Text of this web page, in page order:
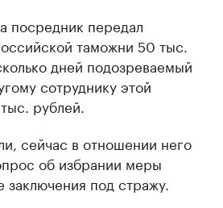
посредник передал
таможни 50 тыс.
дней подозреваемый
сотруднику этой
рублей.
сейчас в отношении него
об избрании меры
заключения под стражу.